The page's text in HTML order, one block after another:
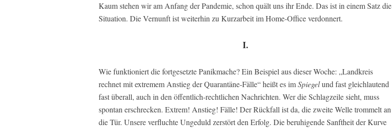
Kaum stehen wir am Anfang der Pandemie, schon quält uns ihr Ende. Das ist in einem Satz die
Situation. Die Vernunft ist weiterhin zu Kurzarbeit im Home-Office verdonnert.
I.
Wie funktioniert die fortgesetzte Panikmache? Ein Beispiel aus dieser Woche: „Landkreis
rechnet mit extremem Anstieg der Quarantäne-Fälle“ heißt es imSpiegelund fast gleichlautend
fast überall, auch in den öffentlich-rechtlichen Nachrichten. Wer die Schlagzeile sieht, muss
spontan erschrecken. Extrem! Anstieg! Fälle! Der Rückfall ist da, die zweite Welle trommelt an
die Tür. Unsere verfluchte Ungeduld zerstört den Erfolg. Die beruhigende Sanftheit der Kurve